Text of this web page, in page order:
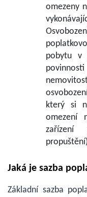
omezeny
pobytu v
který si
omezení
zařízení
Jaká je sazba
Základní sazba